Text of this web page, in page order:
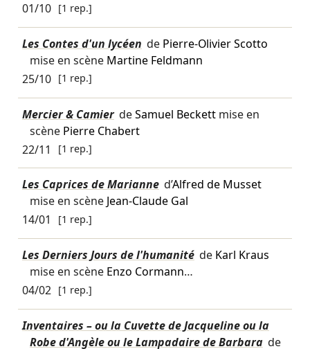
01/10 [1 rep.]
Les Contes d'un lycéen de Pierre-Olivier Scotto
mise en scène Martine Feldmann
25/10 [1 rep.]
Mercier & Camier deSamuel Beckettmise en
scène Pierre Chabert
22/11
[1 rep.]
Les Caprices de Marianne d’Alfred de Musset
mise en scène Jean-Claude Gal
14/01
[1 rep.]
Les Derniers Jours de l'humanité de Karl Kraus
mise en scène Enzo Cormann…
04/02 [1 rep.]
Inventaires – ou la Cuvette de Jacqueline ou la
Robe d'Angèle ou le Lampadaire de Barbara de